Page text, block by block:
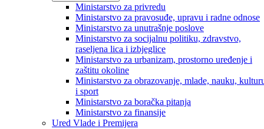
Članovi Vlade
Ministarstva
Ministarstvo za privredu
Ministarstvo za pravosuđe, upravu i radne odnose
Ministarstvo za unutrašnje poslove
Ministarstvo za socijalnu politiku, zdravstvo,
raseljena lica i izbjeglice
Ministarstvo za urbanizam, prostorno uređenje i
zaštitu okoline
Ministarstvo za obrazovanje, mlade, nauku,
i sport